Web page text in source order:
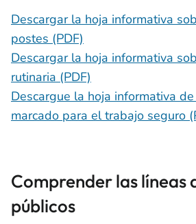
Descargar la hoja informativa
postes (PDF)
Descargar la hoja informativa
rutinaria (PDF)
Descargue la hoja informativa
marcado para el trabajo seguro
Comprender las líneas
públicos